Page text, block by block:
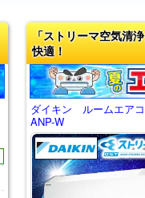
「ストリーマ空気清
快適！
ダイキン ルームエア
ANP-W